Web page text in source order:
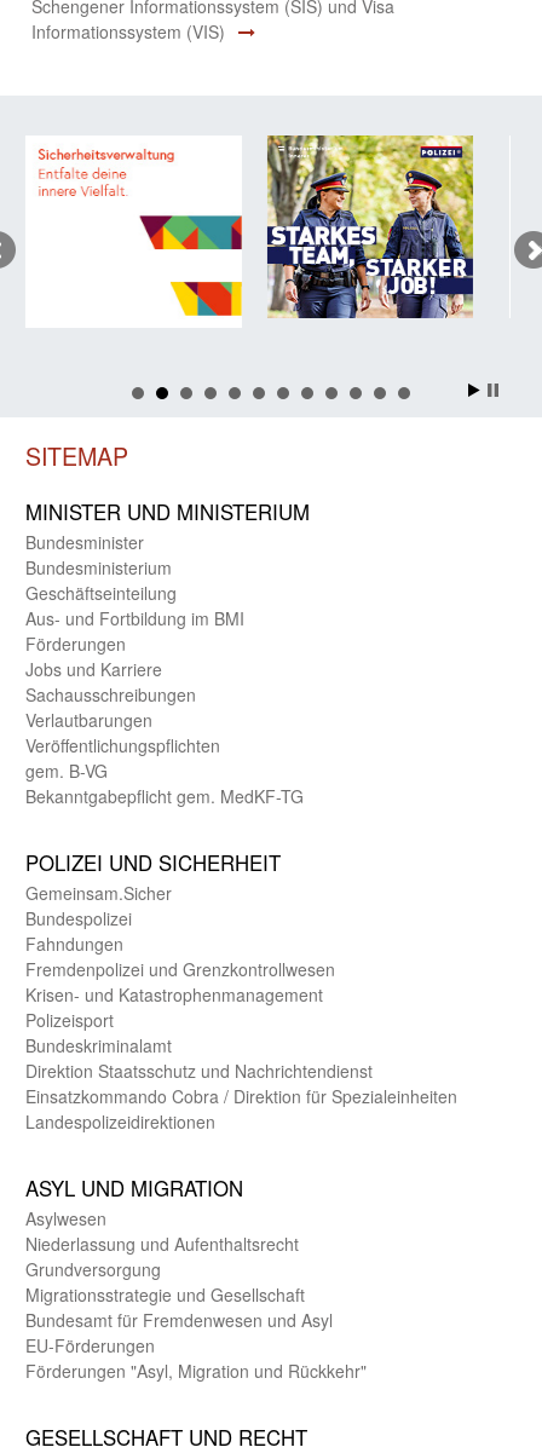
Schengener Informationssystem (SIS) und Visa
Informationssystem (VIS)
SITEMAP
MINISTER UND MINIST­ERIUM
Bundes­minister
Bundes­ministerium
Geschäfts­einteilung
Aus- und Fortbildung im BMI
Förderungen
Jobs und Karriere
Sachaus­schreibungen
Verlautbarungen
Veröffentlichungspflichten
gem. B-VG
Bekanntgabepflicht gem. MedKF-TG
POLIZEI UND SICHER­HEIT
Gemein­sam.Sicher
Bundes­polizei
Fahndungen
Fremdenpolizei und Grenzkontrollwesen
Krisen- und Katastrophen­management
Polizeisport
Bundes­kriminal­amt
Direktion Staats­schutz und Nach­richten­dienst
Einsatz­kommando Cobra / Direktion für Spezialeinheiten
Landes­polizei­direk­tionen
ASYL UND MIGRA­TION
Asyl­wesen
Nieder­lassung und Aufent­halts­recht
Grund­versorgung
Migrations­strategie und Gesell­schaft
Bundes­amt für Fremden­wesen und Asyl
EU-Förde­rungen
Förderungen "Asyl, Migration und Rückkehr"
GE­SELL­SCHAFT UND RECHT